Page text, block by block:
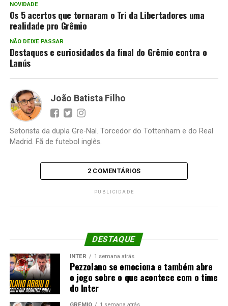
NOVIDADE
Os 5 acertos que tornaram o Tri da Libertadores uma
realidade pro Grêmio
NÃO DEIXE PASSAR
Destaques e curiosidades da final do Grêmio contra o
Lanús
João Batista Filho
Setorista da dupla Gre-Nal. Torcedor do Tottenham e do Real
Madrid. Fã de futebol inglês.
2 COMENTÁRIOS
PUBLICIDADE
DESTAQUE
INTER 1 semana atrás
Pezzolano se emociona e também abre
o jogo sobre o que acontece com o time
do Inter
GRÊMIO 1 semana atrás